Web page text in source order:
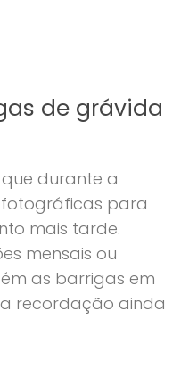
de grávida
que durante a
fotográficas para
mais tarde.
mensais ou
as barrigas em
recordação ainda